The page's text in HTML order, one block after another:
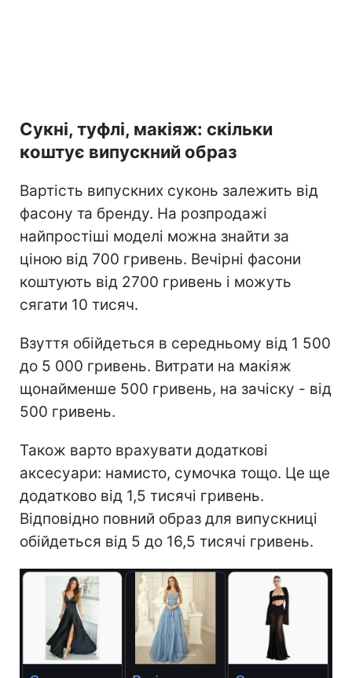
Сукні, туфлі, макіяж: скільки
коштує випускний образ
Вартість випускних суконь залежить від
фасону та бренду. На розпродажі
найпростіші моделі можна знайти за
ціною від 700 гривень. Вечірні фасони
коштують від 2700 гривень і можуть
сягати 10 тисяч.
Взуття обійдеться в середньому від 1 500
до 5 000 гривень. Витрати на макіяж
щонайменше 500 гривень, на зачіску - від
500 гривень.
Також варто врахувати додаткові
аксесуари: намисто, сумочка тощо. Це ще
додатково від 1,5 тисячі гривень.
Відповідно повний образ для випускниці
обійдеться від 5 до 16,5 тисячі гривень.